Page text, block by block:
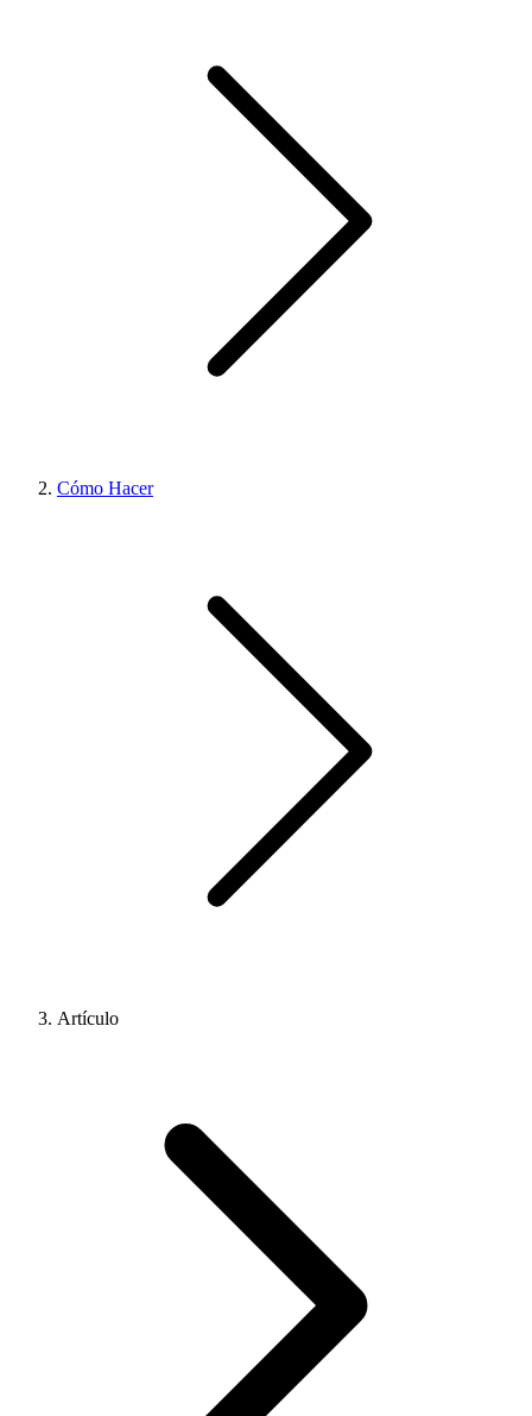
Cómo Hacer
Artículo